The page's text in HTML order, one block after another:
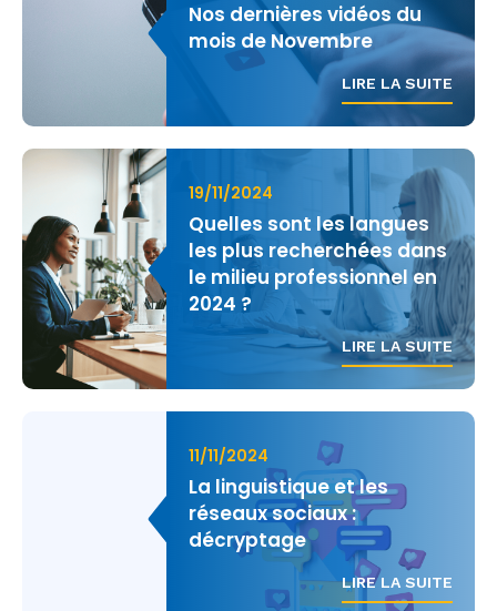
Nos dernières vidéos du
mois de Novembre
LIRE LA SUITE
19/11/2024
Quelles sont les langues
les plus recherchées dans
le milieu professionnel en
2024 ?
LIRE LA SUITE
11/11/2024
La linguistique et les
réseaux sociaux :
décryptage
LIRE LA SUITE